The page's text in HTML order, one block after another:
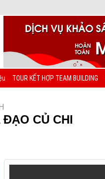
TOUR KẾT HỢP TEAM BUILDING
CỦ CHI